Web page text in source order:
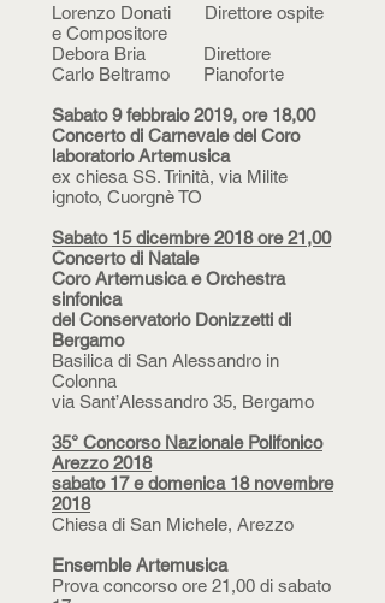
Lorenzo Donati Direttore ospite
e Compositore
Debora Bria Direttore
Carlo Beltramo Pianoforte
Sabato 9 febbraio 2019, ore 18,00
Concerto di Carnevale del Coro
laboratorio Artemusica
ex chiesa SS. Trinità, via Milite
ignoto, Cuorgnè TO
Sabato 15 dicembre 2018 ore 21,00
Concerto di Natale
Coro Artemusica e Orchestra
sinfonica
del Conservatorio Donizzetti di
Bergamo
Basilica di San Alessandro in
Colonna
via Sant’Alessandro 35, Bergamo
35° Concorso Nazionale Polifonico
Arezzo 2018
sabato 17 e domenica 18 novembre
2018
Chiesa di San Michele, Arezzo
Ensemble Artemusica
Prova concorso ore 21,00 di sabato